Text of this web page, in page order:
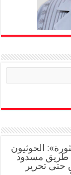
الحوثيون
طريق مسدود
حتى تحرير